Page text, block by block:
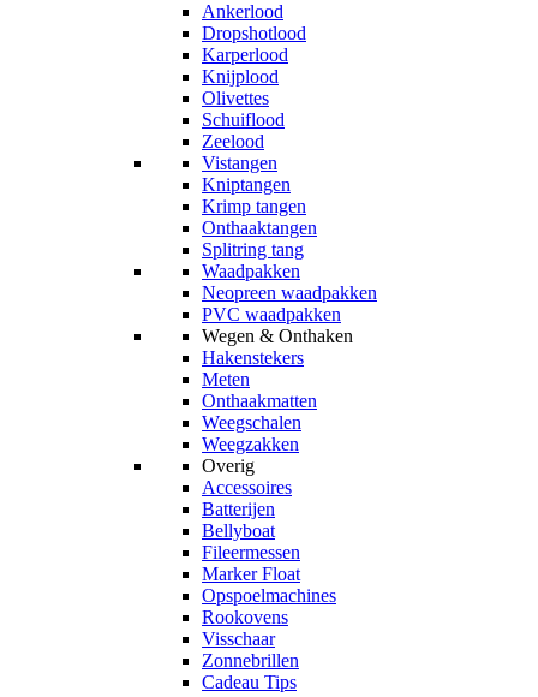
Ankerlood
Dropshotlood
Karperlood
Knijplood
Olivettes
Schuiflood
Zeelood
Vistangen
Kniptangen
Krimp tangen
Onthaaktangen
Splitring tang
Waadpakken
Neopreen waadpakken
PVC waadpakken
Wegen & Onthaken
Hakenstekers
Meten
Onthaakmatten
Weegschalen
Weegzakken
Overig
Accessoires
Batterijen
Bellyboat
Fileermessen
Marker Float
Opspoelmachines
Rookovens
Visschaar
Zonnebrillen
Cadeau Tips